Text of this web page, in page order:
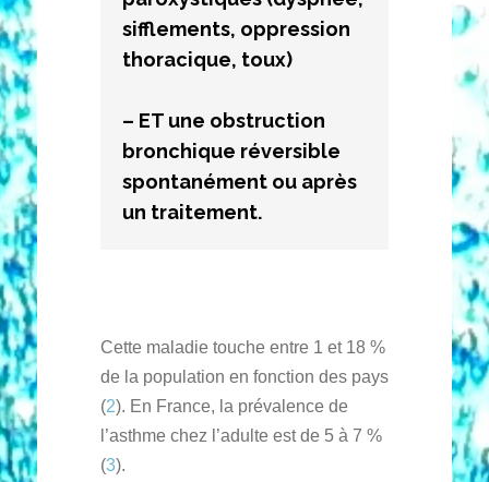
sifflements, oppression
thoracique, toux)
– ET une obstruction
bronchique réversible
spontanément ou après
un traitement.
Cette maladie touche entre 1 et 18 %
de la population en fonction des pays
(2). En France, la prévalence de
l’asthme chez l’adulte est de 5 à 7 %
(3).